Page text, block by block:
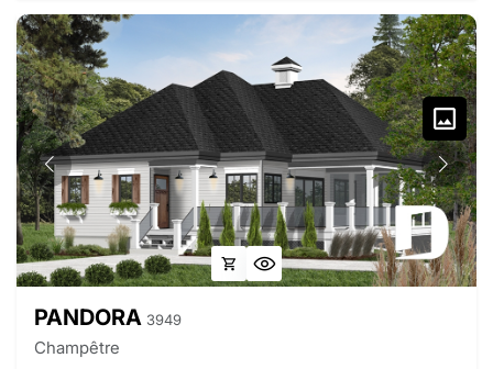
PANDORA 3949
Champêtre